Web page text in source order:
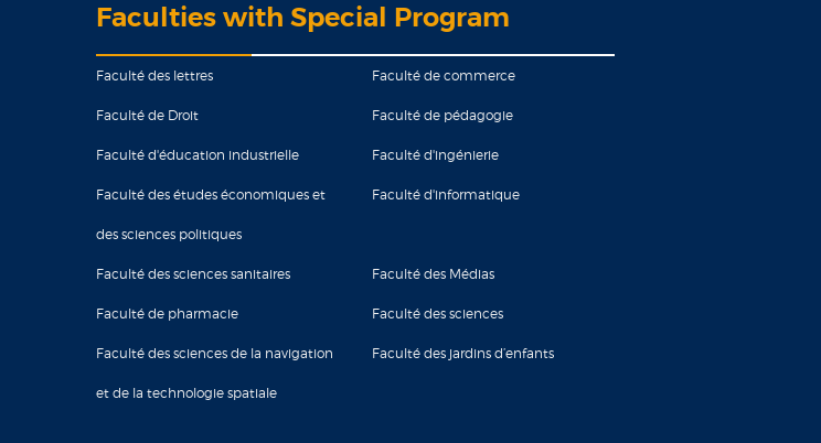
Faculties with Special Program
Faculté de commerce
Faculté des lettres
Faculté de pédagogie
Faculté de Droit
Faculté d'ingénierie
Faculté d'éducation industrielle
Faculté d'informatique
Faculté des études économiques et
des sciences politiques
Faculté des Médias
Faculté des sciences sanitaires
Faculté des sciences
Faculté de pharmacie
Faculté des jardins d’enfants
Faculté des sciences de la navigation
et de la technologie spatiale